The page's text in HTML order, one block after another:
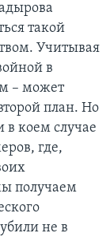
такой
Учитывая
в
– может
план. Но
в коем случае
где,
получаем
не в